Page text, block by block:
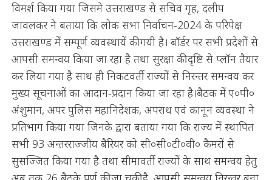
विमर्श किया गया जिसमे उत्तराखण्ड से सचिव गृह, दलीप
जावलकर ने बताया कि लोक सभा निर्वाचन-2024 के परिपेक्ष
उत्तराखण्ड में सम्पूर्ण व्यवस्थायें की गयी है। बॉर्डर पर सभी प्रदेशों से
आपसी समन्वय किया जा रहा है तथा सुरक्षा की दृष्टि से प्लॉन तैयार
कर लिया गया है साथ ही निकटवर्ती राज्यों से निरन्तर समन्वय कर
मुख्य सूचनाओं का आदान-प्रदान किया जा रहा है।बैठक में ए०पी०
अंशुमान, अपर पुलिस महानिदेशक, अपराध एवं कानून व्यवस्था ने
प्रतिभाग किया गया जिनके द्वारा बताया गया कि राज्य में स्थापित
सभी 93 अन्तरराज्जीय बैरियर को सी०सी०टी०वी० कैमरों से
सुसज्जित किया गया है तथा सीमावर्ती राज्यों के साथ समन्वय हेतु